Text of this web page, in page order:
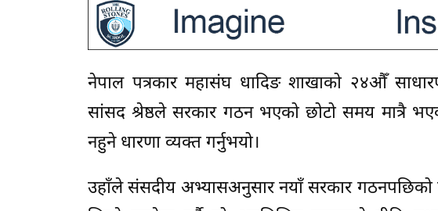
नेपाल पत्रकार महासंघ धादिङ शाखाको २४औँ
सांसद श्रेष्ठले सरकार गठन भएको छोटो समय मात्रै
नहुने धारणा व्यक्त गर्नुभयो।
उहाँले संसदीय अभ्यासअनुसार नयाँ सरकार गठनपछिको